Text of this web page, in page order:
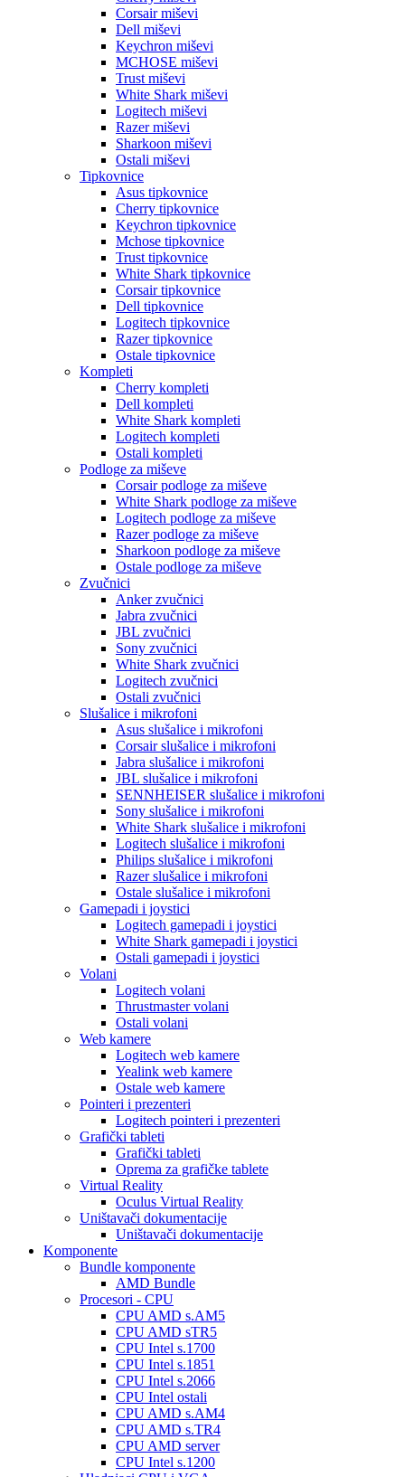
Corsair miševi
Dell miševi
Keychron miševi
MCHOSE miševi
Trust miševi
White Shark miševi
Logitech miševi
Razer miševi
Sharkoon miševi
Ostali miševi
Tipkovnice
Asus tipkovnice
Cherry tipkovnice
Keychron tipkovnice
Mchose tipkovnice
Trust tipkovnice
White Shark tipkovnice
Corsair tipkovnice
Dell tipkovnice
Logitech tipkovnice
Razer tipkovnice
Ostale tipkovnice
Kompleti
Cherry kompleti
Dell kompleti
White Shark kompleti
Logitech kompleti
Ostali kompleti
Podloge za miševe
Corsair podloge za miševe
White Shark podloge za miševe
Logitech podloge za miševe
Razer podloge za miševe
Sharkoon podloge za miševe
Ostale podloge za miševe
Zvučnici
Anker zvučnici
Jabra zvučnici
JBL zvučnici
Sony zvučnici
White Shark zvučnici
Logitech zvučnici
Ostali zvučnici
Slušalice i mikrofoni
Asus slušalice i mikrofoni
Corsair slušalice i mikrofoni
Jabra slušalice i mikrofoni
JBL slušalice i mikrofoni
SENNHEISER slušalice i mikrofoni
Sony slušalice i mikrofoni
White Shark slušalice i mikrofoni
Logitech slušalice i mikrofoni
Philips slušalice i mikrofoni
Razer slušalice i mikrofoni
Ostale slušalice i mikrofoni
Gamepadi i joystici
Logitech gamepadi i joystici
White Shark gamepadi i joystici
Ostali gamepadi i joystici
Volani
Logitech volani
Thrustmaster volani
Ostali volani
Web kamere
Logitech web kamere
Yealink web kamere
Ostale web kamere
Pointeri i prezenteri
Logitech pointeri i prezenteri
Grafički tableti
Grafički tableti
Oprema za grafičke tablete
Virtual Reality
Oculus Virtual Reality
Uništavači dokumentacije
Uništavači dokumentacije
Komponente
Bundle komponente
AMD Bundle
Procesori - CPU
CPU AMD s.AM5
CPU AMD sTR5
CPU Intel s.1700
CPU Intel s.1851
CPU Intel s.2066
CPU Intel ostali
CPU AMD s.AM4
CPU AMD s.TR4
CPU AMD server
CPU Intel s.1200